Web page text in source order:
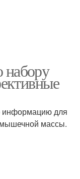
набору
информацию для
массы.